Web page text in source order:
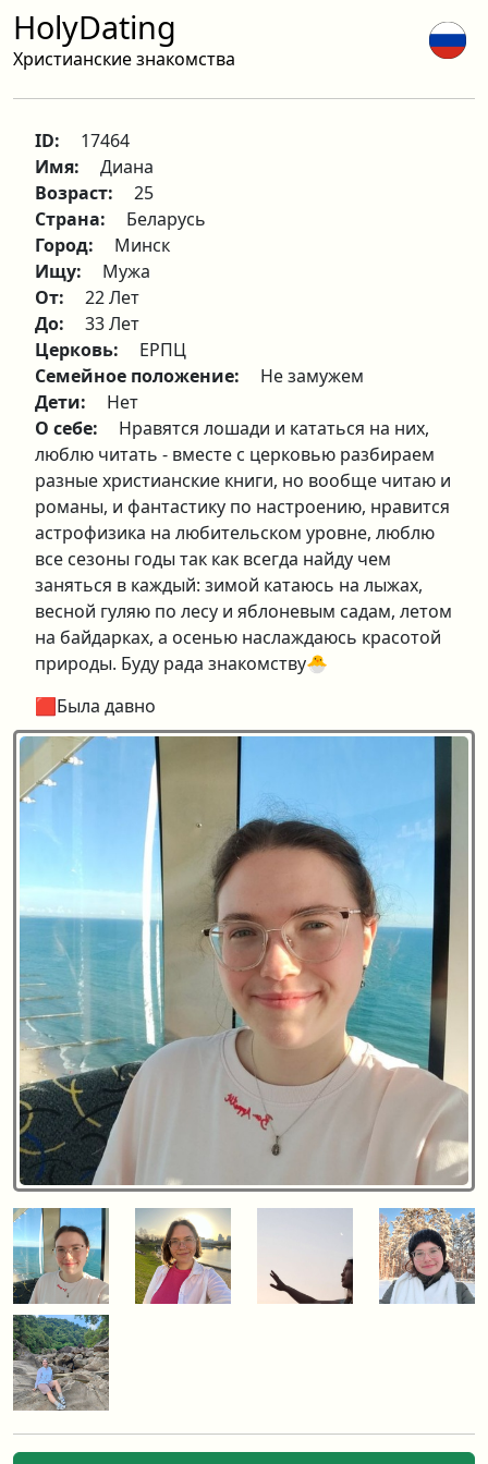
HolyDating
Христианские знакомства
ID:
17464
Имя:
Диана
Возраст:
25
Страна:
Беларусь
Город:
Минск
Ищу:
Мужа
От:
22 Лет
До:
33 Лет
Церковь:
ЕРПЦ
Семейное положение:
Не замужем
Дети:
Нет
О себе:
Нравятся лошади и кататься на них,
люблю читать - вместе с церковью разбираем
разные христианские книги, но вообще читаю и
романы, и фантастику по настроению, нравится
астрофизика на любительском уровне, люблю
все сезоны годы так как всегда найду чем
заняться в каждый: зимой катаюсь на лыжах,
весной гуляю по лесу и яблоневым садам, летом
на байдарках, а осенью наслаждаюсь красотой
природы. Буду рада знакомству🐣
🟥Была давно